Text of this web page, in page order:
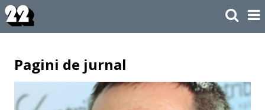
Pagini de jurnal